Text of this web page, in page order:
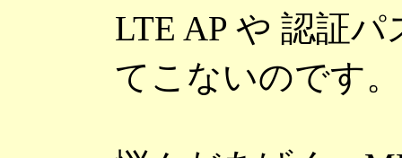
LTE AP や 認証
てこないのです。